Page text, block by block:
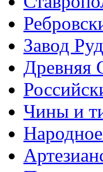
Завод
Древняя
Чины и